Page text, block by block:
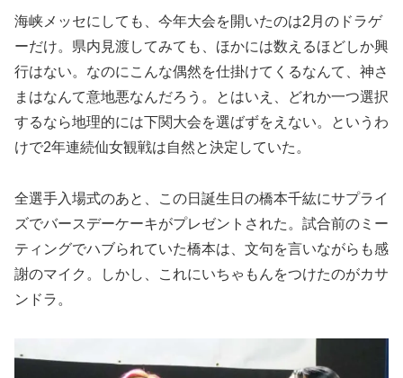
海峡メッセにしても、今年大会を開いたのは2月のドラゲ
ーだけ。県内見渡してみても、ほかには数えるほどしか興
行はない。なのにこんな偶然を仕掛けてくるなんて、神さ
まはなんて意地悪なんだろう。とはいえ、どれか一つ選択
するなら地理的には下関大会を選ばずをえない。というわ
けで2年連続仙女観戦は自然と決定していた。
全選手入場式のあと、この日誕生日の橋本千紘にサプライ
ズでバースデーケーキがプレゼントされた。試合前のミー
ティングでハブられていた橋本は、文句を言いながらも感
謝のマイク。しかし、これにいちゃもんをつけたのがカサ
ンドラ。